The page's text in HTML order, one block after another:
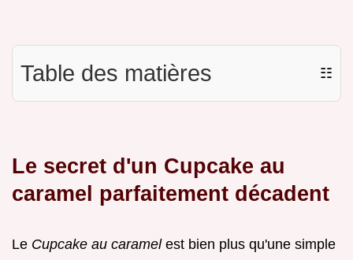
Table des matières ☷
Le secret d'un Cupcake au
caramel parfaitement décadent
Le Cupcake au caramel est bien plus qu'une simple